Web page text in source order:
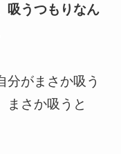
吸うつもりなん
分がまさか吸う
まさか吸うと